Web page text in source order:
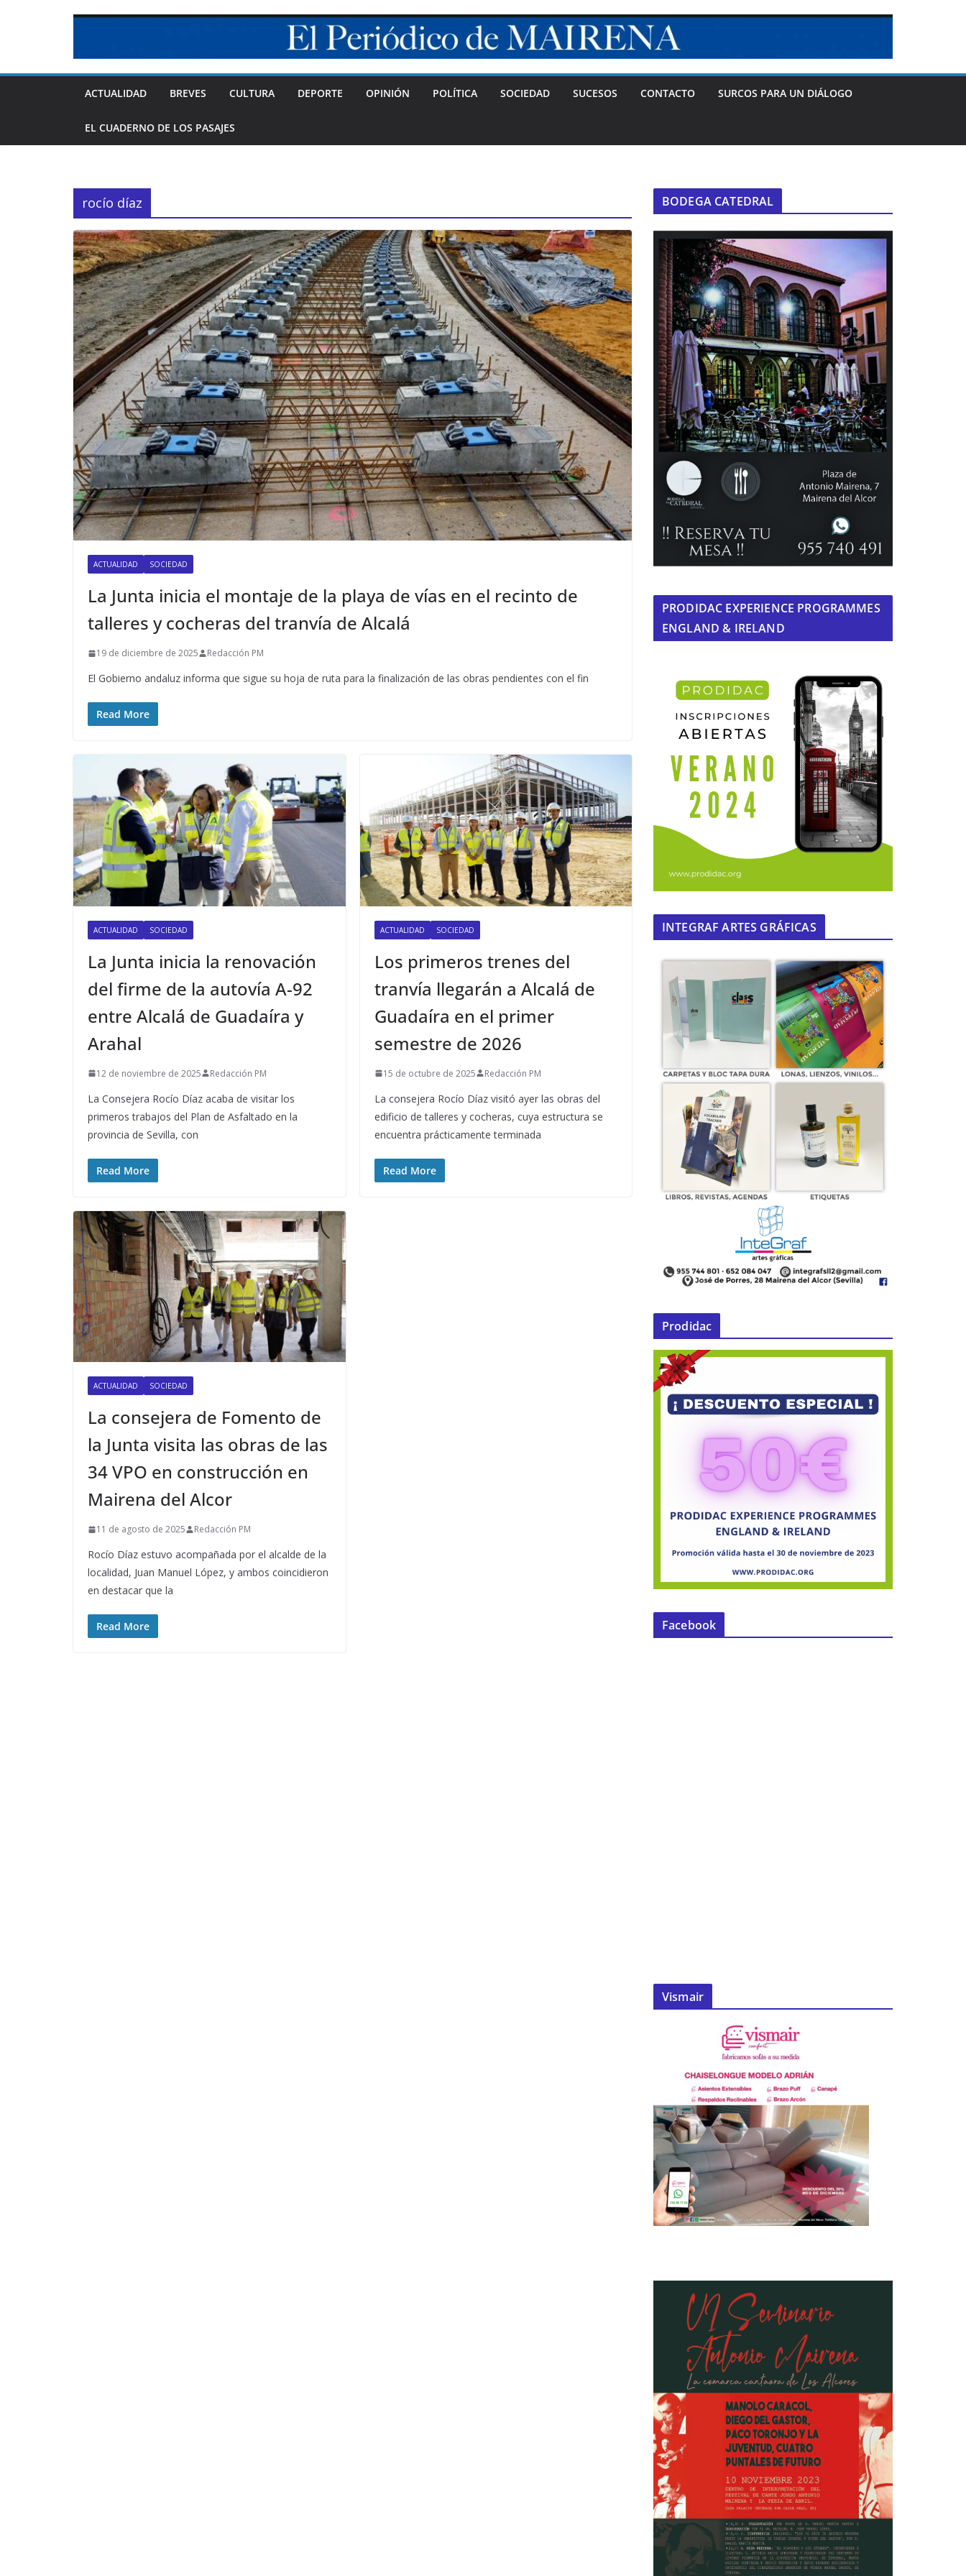
ACTUALIDAD BREVES CULTURA DEPORTE OPINIÓN POLÍTICA SOCIEDAD SUCESOS CONTACTO SURCOS PARA UN DIÁLOGO
EL CUADERNO DE LOS PASAJES
rocío díaz
ACTUALIDAD SOCIEDAD
La Junta inicia el montaje de la playa de vías en el recinto de
talleres y cocheras del tranvía de Alcalá
19 de diciembre de 2025 Redacción PM
El Gobierno andaluz informa que sigue su hoja de ruta para la finalización de las obras pendientes con el fin
Read More
ACTUALIDAD SOCIEDAD
La Junta inicia la renovación
del firme de la autovía A-92
entre Alcalá de Guadaíra y
Arahal
12 de noviembre de 2025 Redacción PM
La Consejera Rocío Díaz acaba de visitar los
primeros trabajos del Plan de Asfaltado en la
provincia de Sevilla, con
Read More
ACTUALIDAD SOCIEDAD
Los primeros trenes del
tranvía llegarán a Alcalá de
Guadaíra en el primer
semestre de 2026
15 de octubre de 2025 Redacción PM
La consejera Rocío Díaz visitó ayer las obras del
edificio de talleres y cocheras, cuya estructura se
encuentra prácticamente terminada
Read More
ACTUALIDAD SOCIEDAD
La consejera de Fomento de
la Junta visita las obras de las
34 VPO en construcción en
Mairena del Alcor
11 de agosto de 2025 Redacción PM
Rocío Díaz estuvo acompañada por el alcalde de la
localidad, Juan Manuel López, y ambos coincidieron
en destacar que la
Read More
BODEGA CATEDRAL
PRODIDAC EXPERIENCE PROGRAMMES
ENGLAND & IRELAND
INTEGRAF ARTES GRÁFICAS
Prodidac
Facebook
Vismair